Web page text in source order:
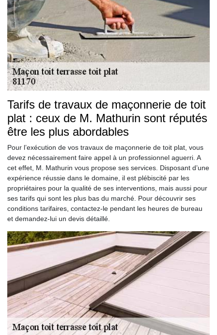
Tarifs de travaux de maçonnerie de toit
plat : ceux de M. Mathurin sont réputés
être les plus abordables
Pour l’exécution de vos travaux de maçonnerie de toit plat, vous
devez nécessairement faire appel à un professionnel aguerri. A
cet effet, M. Mathurin vous propose ses services. Disposant d’une
expérience réussie dans le domaine, il est plébiscité par les
propriétaires pour la qualité de ses interventions, mais aussi pour
ses tarifs qui sont les plus bas du marché. Pour découvrir ses
conditions tarifaires, contactez-le pendant les heures de bureau
et demandez-lui un devis détaillé.